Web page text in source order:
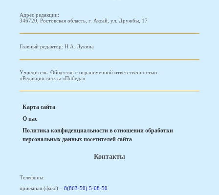
Адрес редакции:
346720, Ростовская область, г. Аксай, ул. Дружбы, 17
Главный редактор: Н.А. Лукина
Учредитель: Общество с ограниченной ответственностью
«Редакция газеты «Победа»
Карта сайта
О нас
Политика конфиденциальности в отношении обработки
персональных данных посетителей сайта
Контакты
Телефоны:
приемная (факс) – 8(863-50) 5-08-50